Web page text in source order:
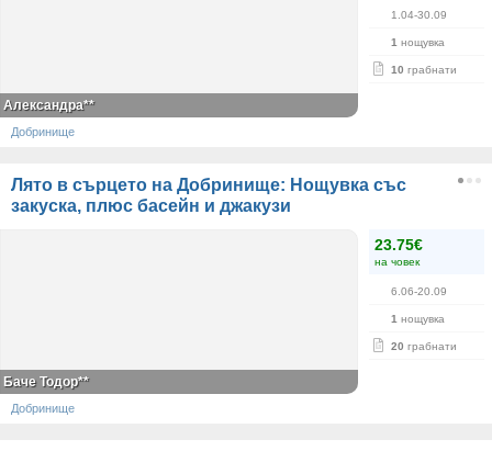
1.04-30.09
1 нощувка
10 грабнати
Александра**
Добринище
Лято в сърцето на Добринище: Нощувка със
закуска, плюс басейн и джакузи
23.75€
на човек
6.06-20.09
1 нощувка
20 грабнати
Баче Тодор**
Добринище